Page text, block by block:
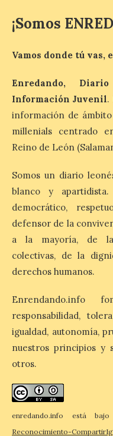
total del 12 de
Dónde alojarse
León
pero
más
de
Zamora, Palencia
1% de los alojamientos
esas […]
El eclipse
de reservas
precios
según
del
planificación: reservas
estancias más breves
Madrid, 7 agosto de […]
¡Somos
Vamos donde tú vas,
Enredando,
Información Juvenil.
información de
millenials centrado
Reino de León
Somos un diario
blanco y
democrático,
defensor de la
a la mayoría, de
colectivas, de la
derechos humanos.
Enrendando.info
responsabilidad,
igualdad, autonomía,
nuestros principios y
otros.
enredando.info está
Reconocimiento-